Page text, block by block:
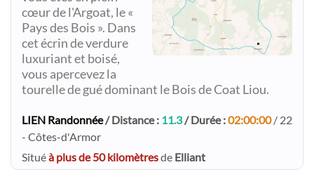
cœur de l'Argoat, le «
Pays des Bois ». Dans
cet écrin de verdure
luxuriant et boisé,
vous apercevez la
tourelle de gué dominant le Bois de Coat Liou.
LIEN Randonnée/ Distance : 11.3/ Durée :02:00:00/ 22
- Côtes-d'Armor
Situéà plus de 50 kilomètresde Elliant